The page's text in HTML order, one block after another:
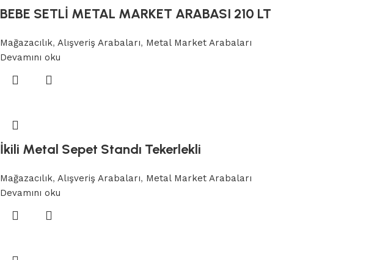
BEBE SETLİ METAL MARKET ARABASI 210 LT
Mağazacılık, Alışveriş Arabaları, Metal Market Arabaları
Devamını oku
İkili Metal Sepet Standı Tekerlekli
Mağazacılık, Alışveriş Arabaları, Metal Market Arabaları
Devamını oku